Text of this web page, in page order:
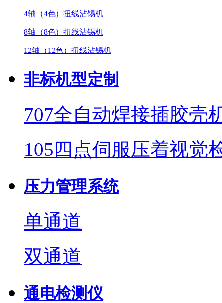
4轴（4色）扭线沾锡机
8轴（8色）扭线沾锡机
12轴（12色）扭线沾锡机
非标机型定制
707全自动焊接插胶壳
105四点伺服压着视觉
压力管理系统
单通道
双通道
通电检测仪